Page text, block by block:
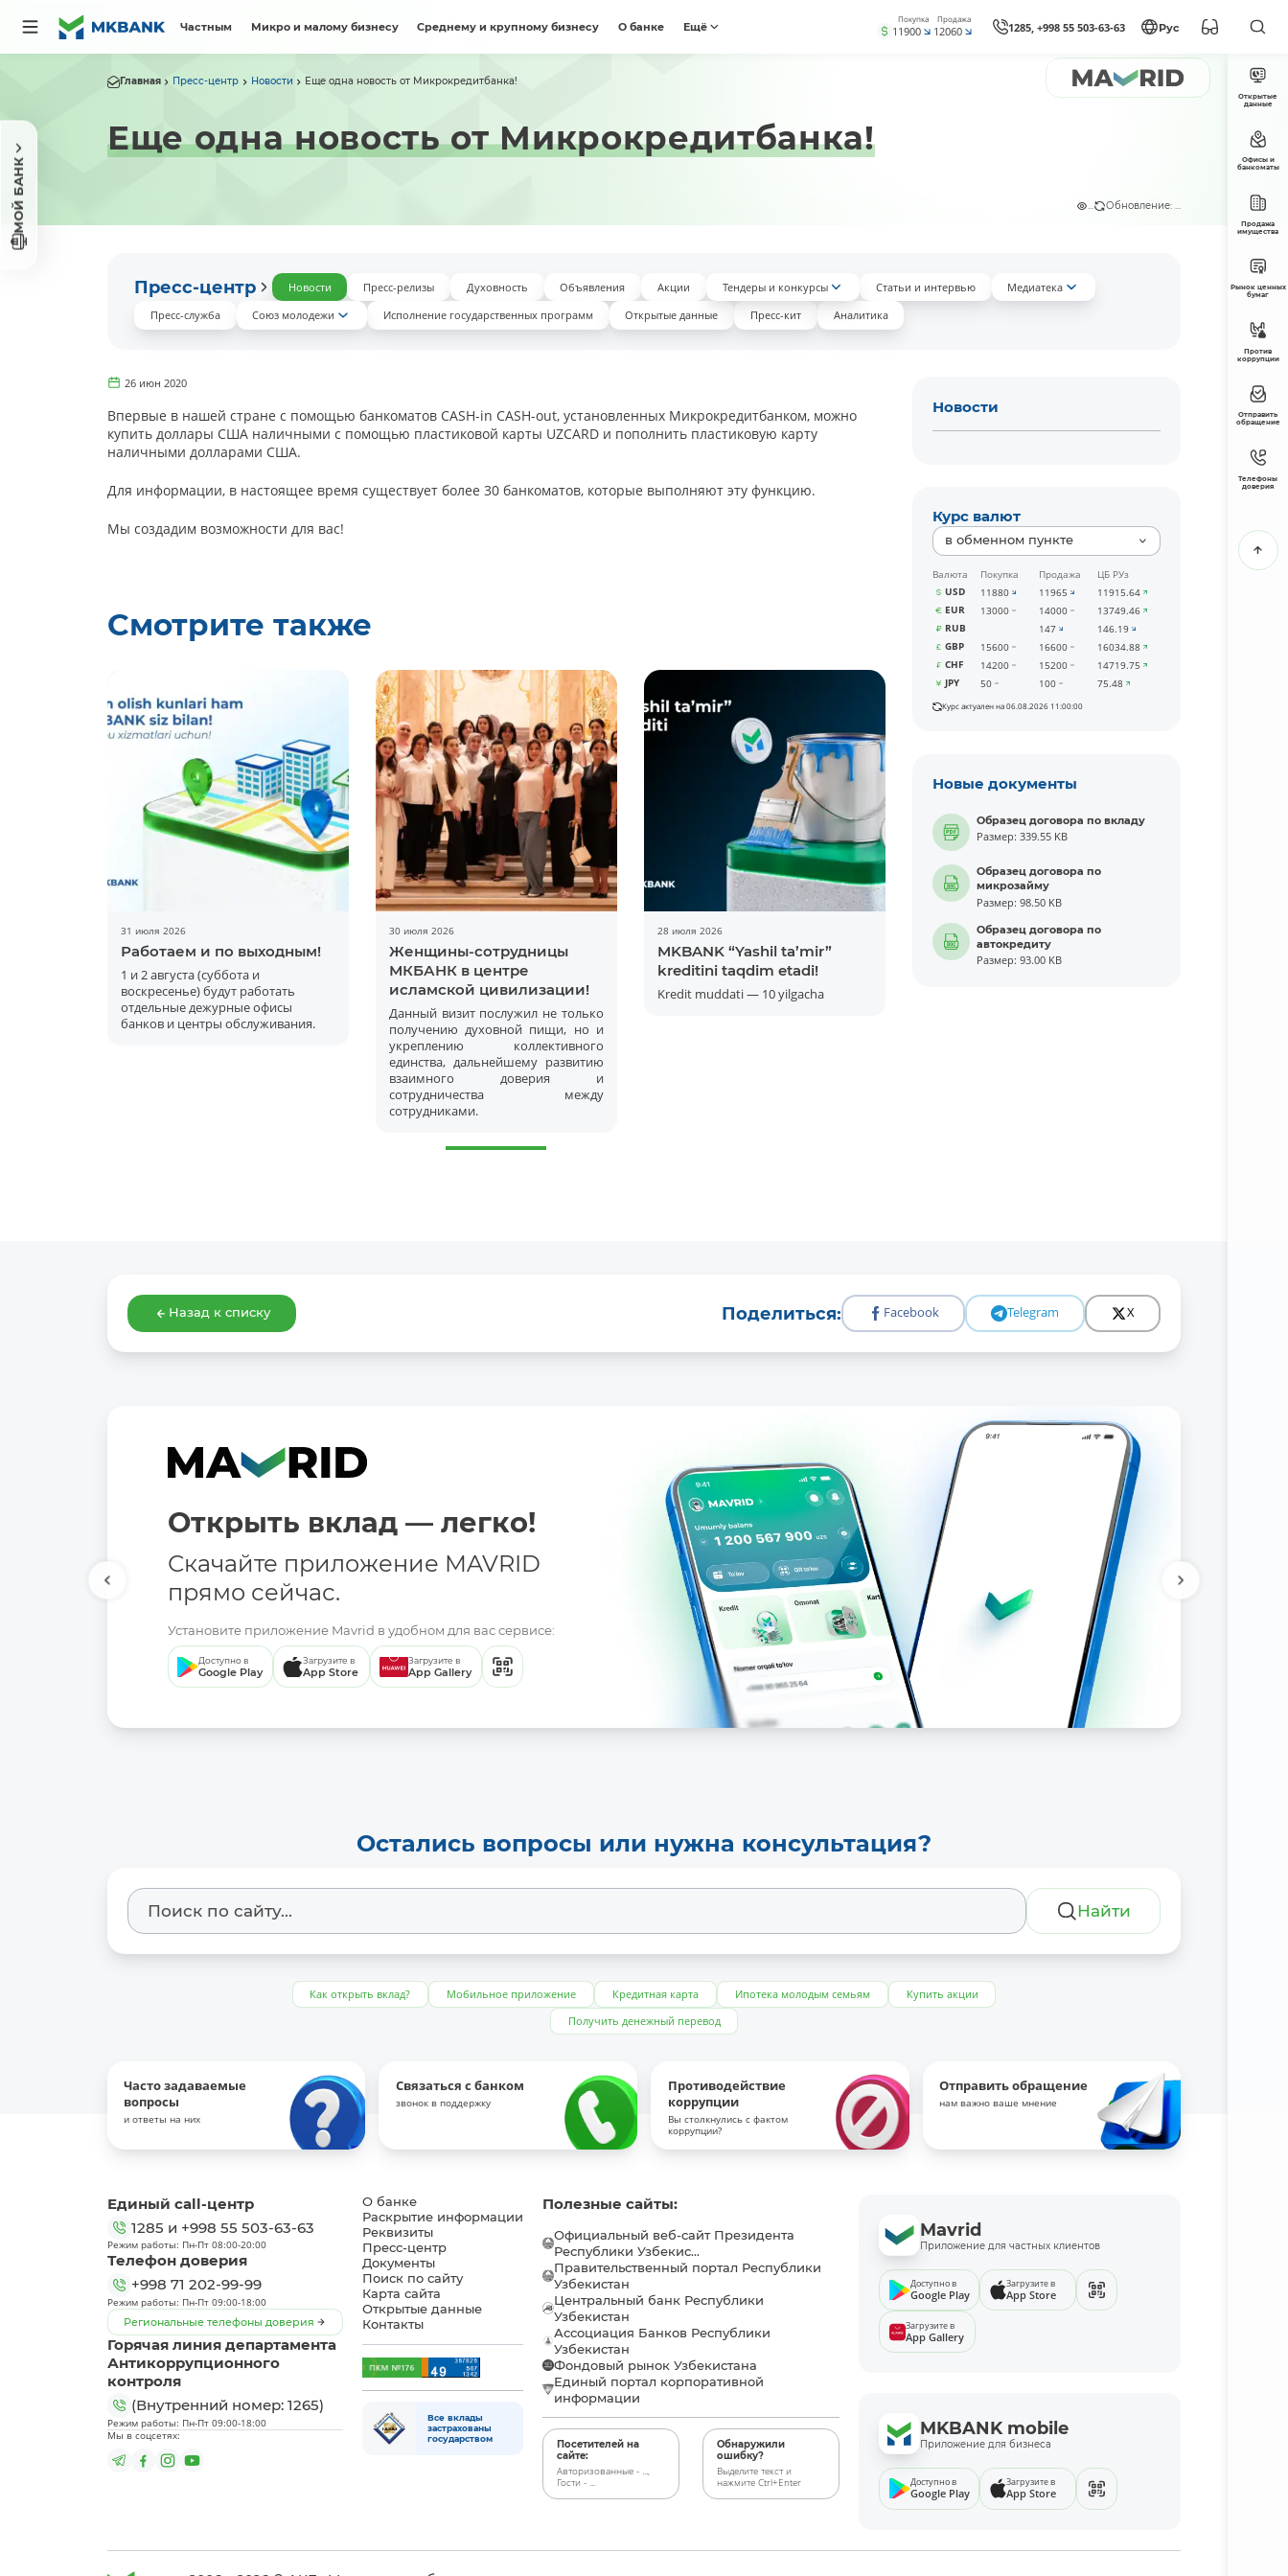
Частным Микро и малому бизнесу Среднему и крупному бизнесу О банке Ещё
Покупка
11900
Продажа
12060 1285, +998 55 503-63-63 Рус
МОЙ БАНК
Главная Пресс-центр Новости Еще одна новость от Микрокредитбанка!
Еще одна новость от Микрокредитбанка!
... Обновление: ...
Пресс-центр Новости Пресс-релизы Духовность Объявления Акции Тендеры и конкурсы Статьи и интервью
Медиатека
Пресс-служба
Союз молодежи Исполнение государственных программ Открытые данные Пресс-кит Аналитика
26 июн 2020
Впервые в нашей стране с помощью банкоматов CASH-in CASH-out, установленных Микрокредитбанком, можно
купить доллары США наличными с помощью пластиковой карты UZCARD и пополнить пластиковую карту
наличными долларами США.
Для информации, в настоящее время существует более 30 банкоматов, которые выполняют эту функцию.
Мы создадим возможности для вас!
Смотрите также
31 июля 2026
Работаем и по выходным!
1 и 2 августа (суббота и
воскресенье) будут работать
отдельные дежурные офисы
банков и центры обслуживания.
30 июля 2026
Женщины-сотрудницы
МКБАНК в центре
исламской цивилизации!
Данный визит послужил не только
получению духовной пищи, но и
укреплению коллективного
единства, дальнейшему развитию
взаимного доверия и
сотрудничества между
сотрудниками.
28 июля 2026
MKBANK “Yashil ta’mir”
kreditini taqdim etadi!
Kredit muddati — 10 yilgacha
Новости
Курс валют
в обменном пункте
Валюта Покупка Продажа
ЦБ РУз
USD
11880 11965
11915.64
EUR
13000 14000
13749.46
RUB
147
146.19
GBP
15600 16600
16034.88
CHF
14200 15200
14719.75
JPY
50 100 75.48
Курс актуален на 06.08.2026 11:00:00
Новые документы
Образец договора по вкладу
Размер: 339.55 KB
Образец договора по
микрозайму
Размер: 98.50 KB
Образец договора по
автокредиту
Размер: 93.00 KB
Назад к списку Поделиться: Facebook Telegram X
Открыть вклад — легко!
Скачайте приложение MAVRID
прямо сейчас.
Установите приложение Mavrid в удобном для вас сервисе:
Доступно в
Google Play
Загрузите в
App Store
Загрузите в
App Gallery
Остались вопросы или нужна консультация?
Найти
Как открыть вклад? Мобильное приложение Кредитная карта Ипотека молодым семьям
Купить акции
Получить денежный перевод
Часто задаваемые
вопросы
и ответы на них
Связаться с банком
звонок в поддержку
Противодействие
коррупции
Вы столкнулись с фактом
коррупции?
Отправить обращение
нам важно ваше мнение
Открытые
данные
Офисы и
банкоматы
Продажа
имущества
Рынок ценных
бумаг
Против
коррупции
Отправить
обращение
Телефоны
доверия
Единый call-центр
1285 и +998 55 503-63-63
Режим работы: Пн-Пт 08:00-20:00
Телефон доверия
+998 71 202-99-99
Режим работы: Пн-Пт 09:00-18:00
Региональные телефоны доверия
Горячая линия департамента
Антикоррупционного
контроля
(Внутренний номер: 1265)
Режим работы: Пн-Пт 09:00-18:00
Мы в соцсетях:
О банке
Раскрытие информации
Реквизиты
Пресс-центр
Документы
Поиск по сайту
Карта сайта
Открытые данные
Контакты
Все вклады
застрахованы
государством
Полезные сайты:
Официальный веб-сайт Президента
Республики Узбекис...
Правительственный портал Республики
Узбекистан
Центральный банк Республики
Узбекистан
Ассоциация Банков Республики
Узбекистан
Фондовый рынок Узбекистана
Единый портал корпоративной
информации
Посетителей на
сайте:
Авторизованные - ...,
Гости - ...
Обнаружили
ошибку?
Выделите текст и
нажмите Ctrl+Enter
Mavrid
Приложение для частных клиентов
Доступно в
Google Play
Загрузите в
App Store
Загрузите в
App Gallery
MKBANK mobile
Приложение для бизнеса
Доступно в
Google Play
Загрузите в
App Store